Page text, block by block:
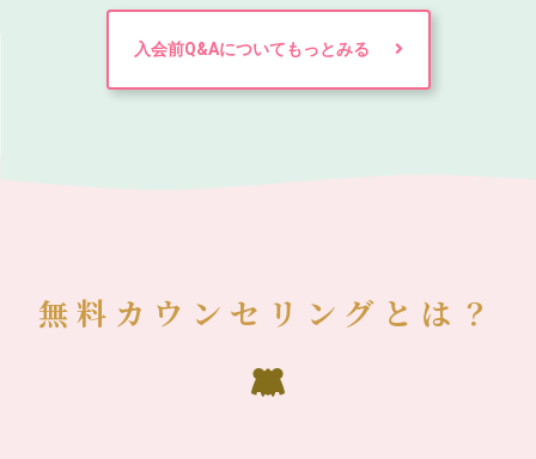
入会前Q&Aについてもっとみる
無料カウンセリングとは？